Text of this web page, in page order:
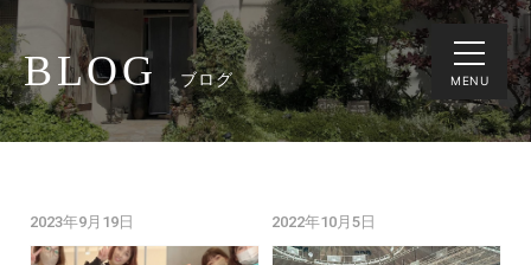
MENU
BLOG ブログ
2023年9月19日 2022年10月5日